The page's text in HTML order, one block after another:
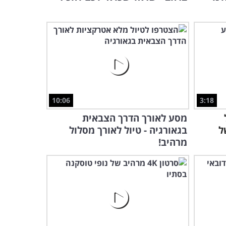
3:18
10:06
מסע לאורך הדרך הצבאית
בגאורגיה - טיול לאורך מסלול
מרהיב!